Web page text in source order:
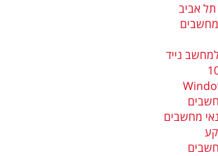
אביב
נייד
מחשבים